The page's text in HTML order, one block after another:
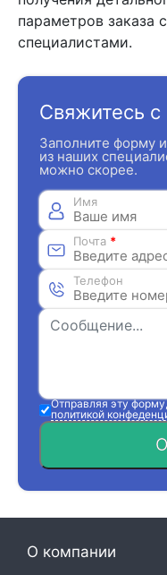
параметров заказа
специалистами.
Свяжитесь с
Заполните форму
из наших
можно скорее.
Имя
Почта *
Телефон
Отправляя эту
политикой
О компании